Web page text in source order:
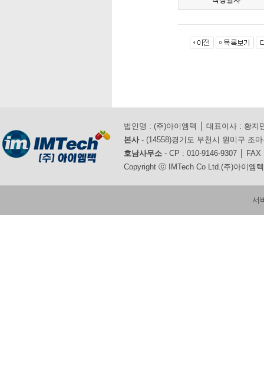
법인명 : (주)아이엠텍 │ 대표이사 : 황지
본사- (14558)경기도 부천시 원미구 조
호남사무소 - CP : 010-9146-9307 │ FAX
Copyright ⓒ IMTech Co Ltd.(주)아이엠
서